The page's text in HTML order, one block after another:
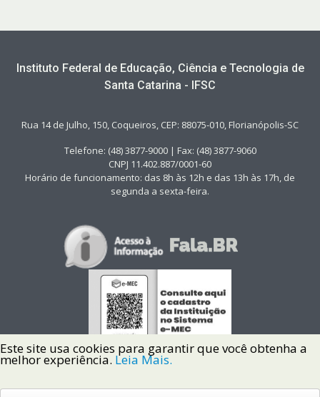
Instituto Federal de Educação, Ciência e Tecnologia de
Santa Catarina - IFSC
Rua 14 de Julho, 150, Coqueiros, CEP: 88075-010, Florianópolis-SC
Telefone: (48) 3877-9000 | Fax: (48) 3877-9060
CNPJ 11.402.887/0001-60
Horário de funcionamento: das 8h às 12h e das 13h às 17h, de
segunda a sexta-feira.
Este site usa cookies para garantir que você obtenha a
melhor experiência. Leia Mais.